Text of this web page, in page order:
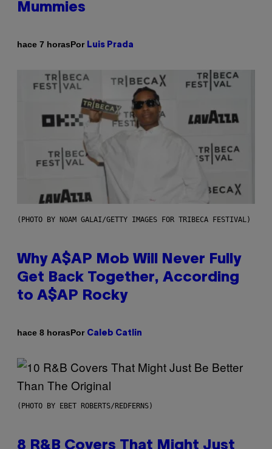
Mummies
hace 7 horasPor Luis Prada
(PHOTO BY NOAM GALAI/GETTY IMAGES FOR TRIBECA FESTIVAL)
Why A$AP Mob Will Never Fully
Get Back Together, According
to A$AP Rocky
hace 8 horasPor Caleb Catlin
(PHOTO BY EBET ROBERTS/REDFERNS)
8 R&B Covers That Might Just